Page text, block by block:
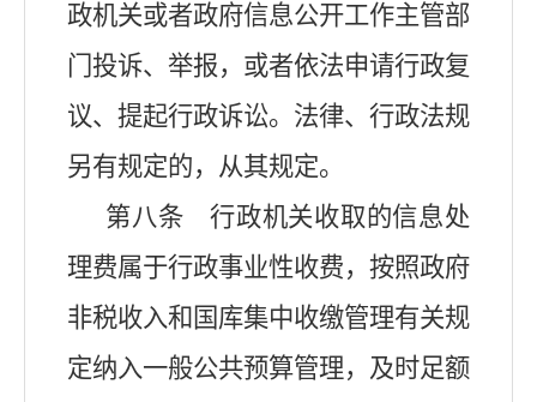
政机关或者政府信息公开工作主管部
门投诉、举报，或者依法申请行政复
议、提起行政诉讼。法律、行政法规
另有规定的，从其规定。
第八条 行政机关收取的信息处
理费属于行政事业性收费，按照政府
非税收入和国库集中收缴管理有关规
定纳入一般公共预算管理，及时足额